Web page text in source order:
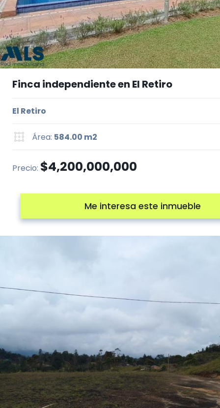
Finca independiente en El Retiro
El Retiro
Área: 584.00 m2
Precio: $4,200,000,000
Me interesa este inmueble